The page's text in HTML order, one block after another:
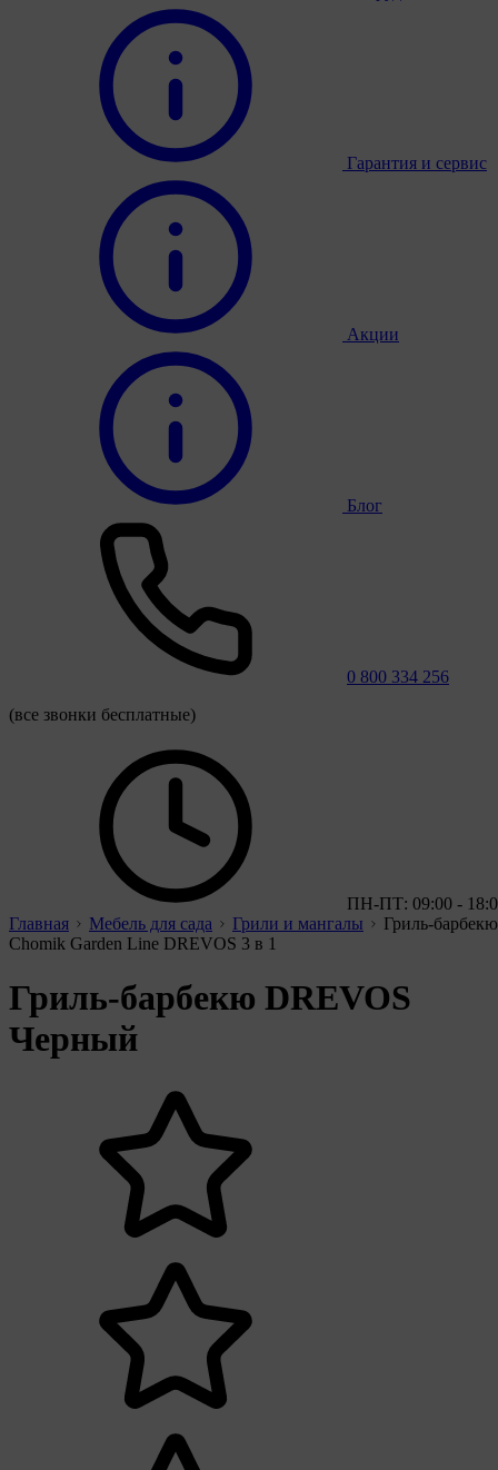
Гарантия и сервис
Акции
Блог
0 800 334 256
(все звонки бесплатные)
ПН-ПТ: 09:00 -
Главная
Мебель для сада Грили и мангалы
Гриль-барбекю
Chomik Garden Line DREVOS 3 в 1
Гриль-барбекю DREVOS
Черный